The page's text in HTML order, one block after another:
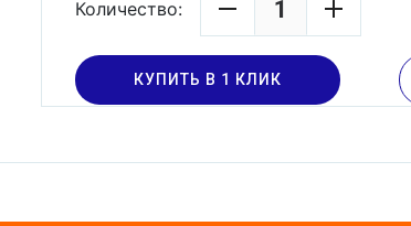
Количество:
КУПИТЬ В 1 КЛИК